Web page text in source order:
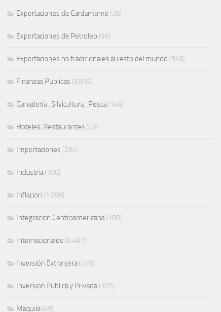
Exportaciones de Cardamomo (38)
Exportaciones de Petroleo (95)
Exportaciones no tradicionales al resto del mundo (346)
Finanzas Publicas (3.814)
Ganaderia , Silvicultura , Pesca(149)
Hoteles, Restaurantes (45)
Importaciones (234)
Industria(100)
Inflacion (1.098)
Integracion Centroamericana(150)
Internacionales (8.487)
Inversión Extranjera(378)
Inversion Publica y Privada(102)
Maquila(49)